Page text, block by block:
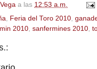
a las 12:53 a.m.
Feria del Toro 2010
2010 sanfermines 2010